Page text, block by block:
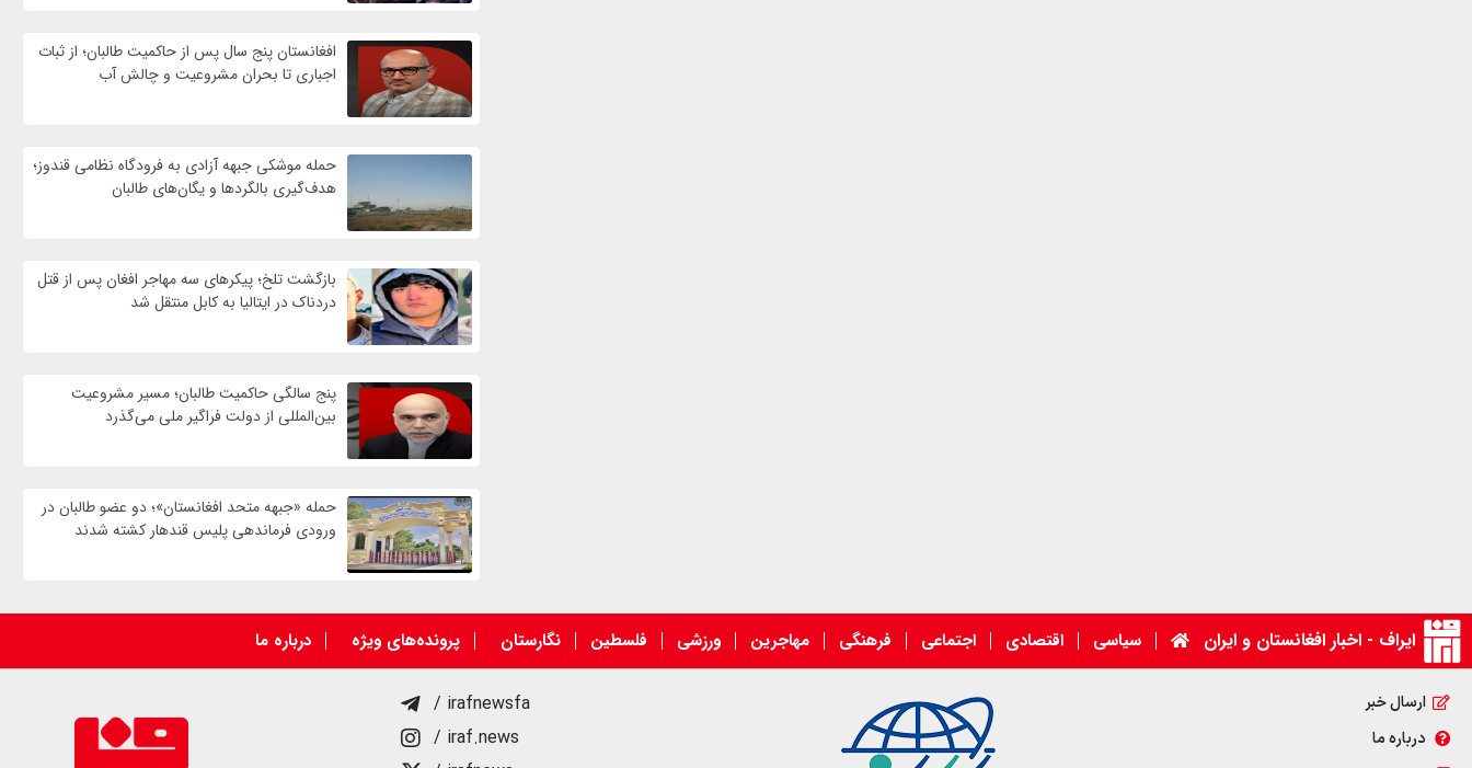
افغانستان پنج سال پس از حاکمیت طالبان؛ از ثبات
اجباری تا بحران مشروعیت و چالش آب
حمله موشکی جبهه آزادی به فرودگاه نظامی قندوز؛
هدف‌گیری بالگردها و یگان‌های طالبان
بازگشت تلخ؛ پیکرهای سه مهاجر افغان پس از قتل
دردناک در ایتالیا به کابل منتقل شد
پنج سالگی حاکمیت طالبان؛ مسیر مشروعیت
بین‌المللی از دولت فراگیر ملی می‌گذرد
حمله «جبهه متحد افغانستان»؛ دو عضو طالبان در
ورودی فرماندهی پلیس قندهار کشته شدند
ایراف - اخبار افغانستان و ایران سیاسی اقتصادی اجتماعی فرهنگی مهاجرین ورزشی فلسطین نگارستان پرونده‌های ویژه درباره ما
ارسال خبر
درباره ما
/ irafnewsfa
/ iraf.news